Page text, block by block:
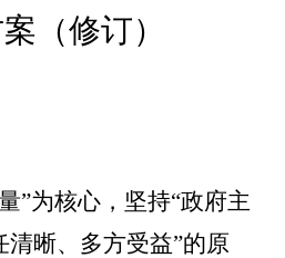
（修订）
”为核心，坚持“政府主
晰、多方受益”的原